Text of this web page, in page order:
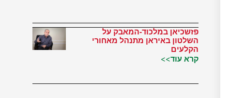
פזשכיאן במלכוד-המאבק על
השלטון באיראן מתנהל מאחורי
הקלעים
קרא עוד>>